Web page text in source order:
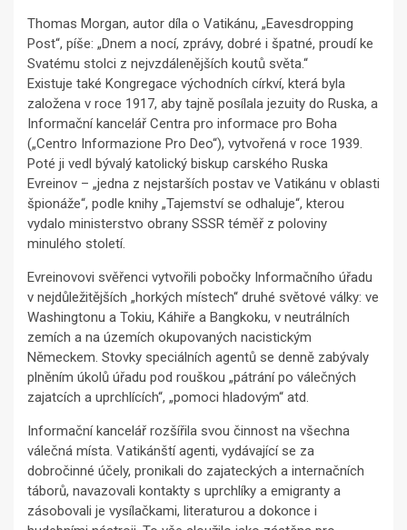
Thomas Morgan, autor díla o Vatikánu, „Eavesdropping
Post“, píše: „Dnem a nocí, zprávy, dobré i špatné, proudí ke
Svatému stolci z nejvzdálenějších koutů světa.“
Existuje také Kongregace východních církví, která byla
založena v roce 1917, aby tajně posílala jezuity do Ruska, a
Informační kancelář Centra pro informace pro Boha
(„Centro Informazione Pro Deo“), vytvořená v roce 1939.
Poté ji vedl bývalý katolický biskup carského Ruska
Evreinov – „jedna z nejstarších postav ve Vatikánu v oblasti
špionáže“, podle knihy „Tajemství se odhaluje“, kterou
vydalo ministerstvo obrany SSSR téměř z poloviny
minulého století.
Evreinovovi svěřenci vytvořili pobočky Informačního úřadu
v nejdůležitějších „horkých místech“ druhé světové války: ve
Washingtonu a Tokiu, Káhiře a Bangkoku, v neutrálních
zemích a na územích okupovaných nacistickým
Německem. Stovky speciálních agentů se denně zabývaly
plněním úkolů úřadu pod rouškou „pátrání po válečných
zajatcích a uprchlících“, „pomoci hladovým“ atd.
Informační kancelář rozšířila svou činnost na všechna
válečná místa. Vatikánští agenti, vydávající se za
dobročinné účely, pronikali do zajateckých a internačních
táborů, navazovali kontakty s uprchlíky a emigranty a
zásobovali je vysílačkami, literaturou a dokonce i